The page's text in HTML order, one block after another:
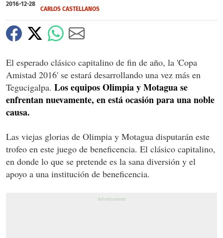
2016-12-28
CARLOS CASTELLANOS
El esperado clásico capitalino de fin de año, la 'Copa
Amistad 2016' se estará desarrollando una vez más en
Tegucigalpa. Los equipos Olimpia y Motagua se
enfrentan nuevamente, en está ocasión para una noble
causa.
Las viejas glorias de Olimpia y Motagua disputarán este
trofeo en este juego de beneficencia. El clásico capitalino,
en donde lo que se pretende es la sana diversión y el
apoyo a una institución de beneficencia.